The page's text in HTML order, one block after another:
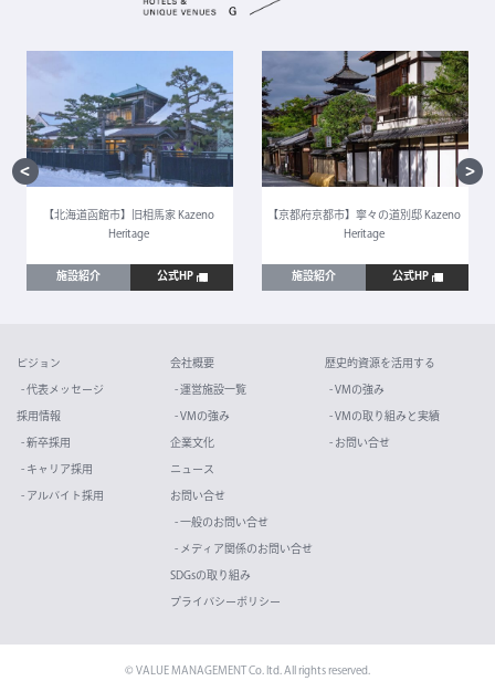
【北海道函館市】旧相馬家 Kazeno
Heritage
施設紹介 公式HP
【京都府京都市】寧々の道別邸 Kazeno
Heritage
施設紹介 公式HP
ビジョン
- 代表メッセージ
採用情報
- 新卒採用
- キャリア採用
- アルバイト採用
会社概要
- 運営施設一覧
- VMの強み
企業文化
ニュース
お問い合せ
- 一般のお問い合せ
- メディア関係のお問い合せ
SDGsの取り組み
プライバシーポリシー
歴史的資源を活用する
- VMの強み
- VMの取り組みと実績
- お問い合せ
© VALUE MANAGEMENT Co. ltd. All rights reserved.